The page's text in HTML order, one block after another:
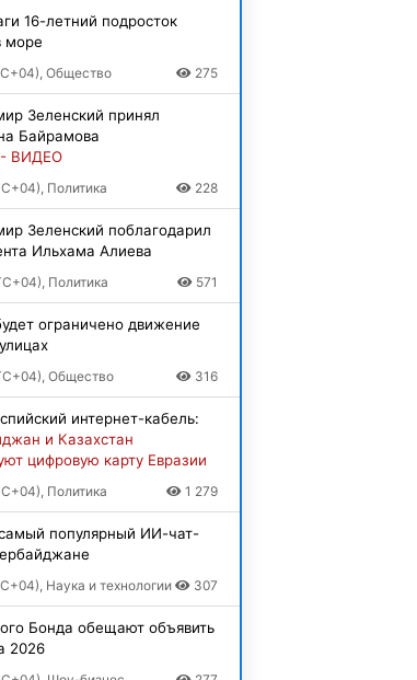
16-летний подросток
море
Общество 275
Зеленский принял
Байрамова
ВИДЕО
Политика 228
Зеленский поблагодарил
Ильхама Алиева
Политика 571
ограничено движение
Общество 316
интернет-кабель:
и Казахстан
цифровую карту Евразии
Политика 1 279
популярный ИИ-чат-
Наука и технологии 307
Бонда обещают объявить
2026